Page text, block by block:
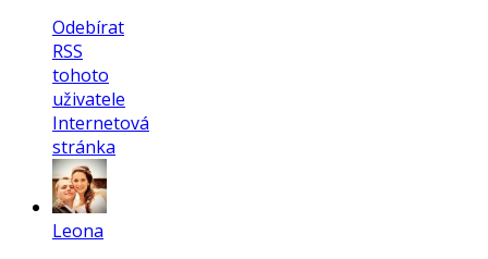
Odebírat
RSS
tohoto
uživatele
Internetová
stránka
Leona